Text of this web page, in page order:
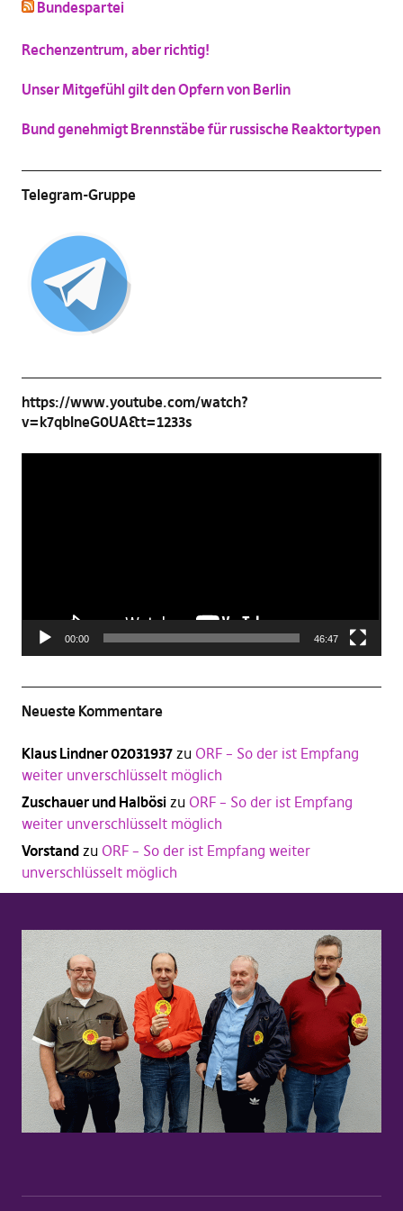
Bundespartei
Rechenzentrum, aber richtig!
Unser Mitgefühl gilt den Opfern von Berlin
Bund genehmigt Brennstäbe für russische Reaktortypen
Telegram-Gruppe
https://www.youtube.com/watch?
v=k7qbIneG0UA&t=1233s
00:00 46:47
Neueste Kommentare
Klaus Lindner 02031937zu ORF – So der ist Empfang
weiter unverschlüsselt möglich
Zuschauer und Halbösi zu ORF – So der ist Empfang
weiter unverschlüsselt möglich
Vorstandzu ORF – So der ist Empfang weiter
unverschlüsselt möglich